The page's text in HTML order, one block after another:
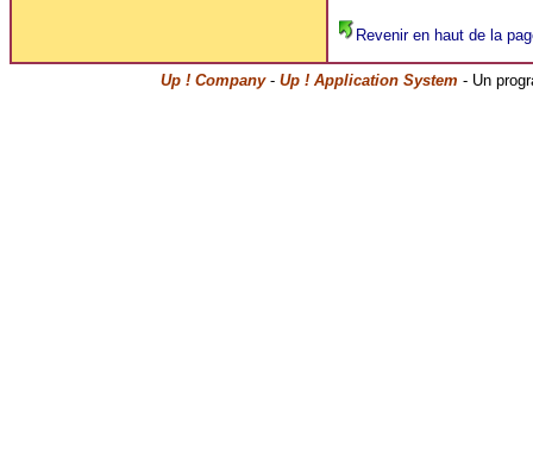
Revenir en haut de la
Up ! Company- Up ! Application System - Un